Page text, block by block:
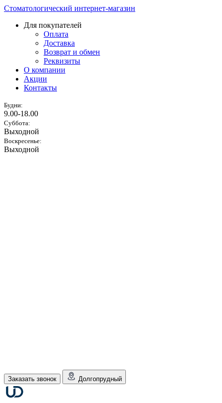
Стоматологический интернет-магазин
Для покупателей
Оплата
Доставка
Возврат и обмен
Реквизиты
О компании
Акции
Контакты
Будни:
9.00-18.00
Суббота:
Выходной
Воскресенье:
Выходной
Заказать звонок Долгопрудный